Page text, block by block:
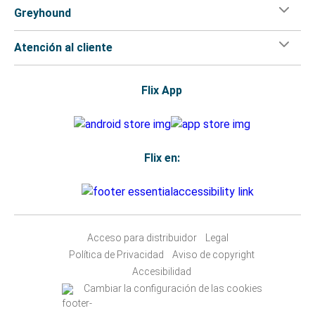
Greyhound
Atención al cliente
Flix App
Flix en:
Acceso para distribuidor
Legal
Política de Privacidad
Aviso de copyright
Accesibilidad
Cambiar la configuración de las cookies